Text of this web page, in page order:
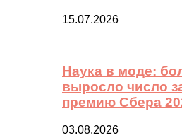
15.07.2026
Наука в моде:
выросло число
премию Сбера
03.08.2026